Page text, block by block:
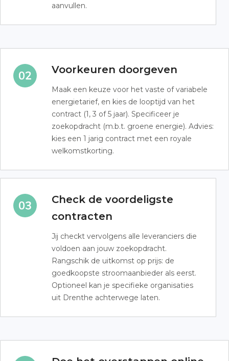
aanvullen.
Voorkeuren doorgeven
Maak een keuze voor het vaste of variabele
energietarief, en kies de looptijd van het
contract (1, 3 of 5 jaar). Specificeer je
zoekopdracht (m.b.t. groene energie). Advies:
kies een 1 jarig contract met een royale
welkomstkorting.
Check de voordeligste
contracten
Jij checkt vervolgens alle leveranciers die
voldoen aan jouw zoekopdracht.
Rangschik de uitkomst op prijs: de
goedkoopste stroomaanbieder als eerst.
Optioneel kan je specifieke organisaties
uit Drenthe achterwege laten.